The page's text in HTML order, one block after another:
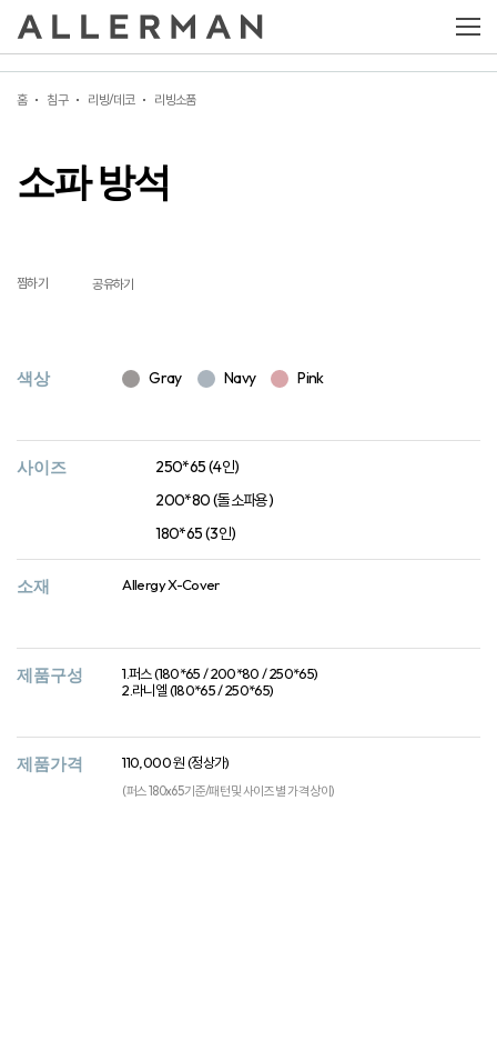
홈 침구 리빙/데코 리빙소품
소파 방석
찜하기 공유하기
소파 방석
색상 Gray Navy Pink
사이즈
250*65 (4인)
200*80 (돌소파용)
180*65 (3인)
소재 Allergy X-Cover
제품구성
1.퍼스 (180*65 / 200*80 / 250*65)
2.라니엘 (180*65 / 250*65)
제품가격 110,000 원 (정상가)
(퍼스 180x65 기준/패턴 및 사이즈 별 가격 상이)